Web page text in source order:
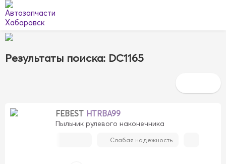
Результаты поиска: DC1165
FEBEST HTRBA99
Пыльник рулевого наконечника
Слабая надежность